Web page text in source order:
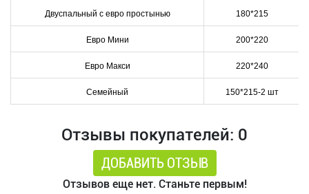
Двуспальный с евро простынью 180*215
Евро Мини 200*220
Евро Макси 220*240
Семейный 150*215-2 шт
Отзывы покупателей: 0
ДОБАВИТЬ ОТЗЫВ
Отзывов еще нет. Станьте первым!